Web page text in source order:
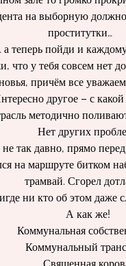
на выборную
проститутки…
теперь пойди и
что у тебя совсем нет
причём все
другое – с
методично
Нет других
так давно, прямо
на маршруте битком
трамвай. Сгорел
ни кто об этом даже
А как же!
Коммунальная
Коммунальный